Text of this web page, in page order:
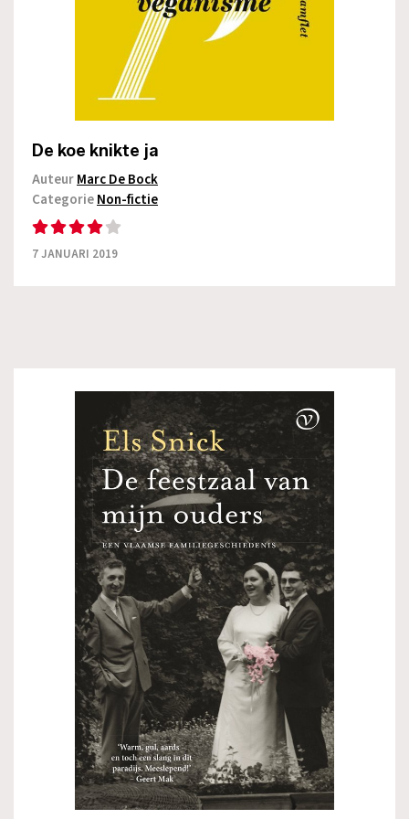
De koe knikte ja
AuteurMarc De Bock
CategorieNon-fictie
7 JANUARI 2019